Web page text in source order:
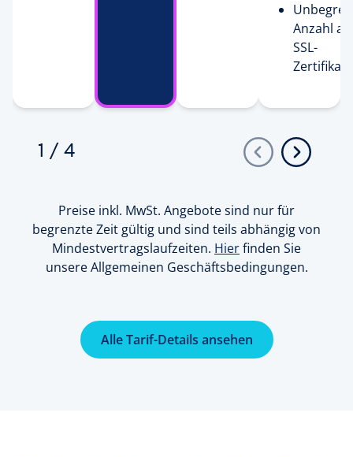
Anzahl an
SSL-
1 / 4
Preise inkl. MwSt. Angebote sind nur für
begrenzte Zeit gültig und sind teils abhängig von
Mindestvertragslaufzeiten. Hierfinden Sie
unsere Allgemeinen Geschäftsbedingungen.
Alle Tarif-Details ansehen